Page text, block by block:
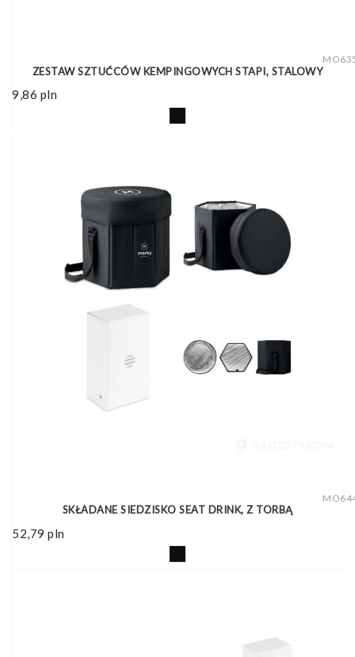
ZESTAW SZTUĆCÓW KEMPINGOWYCH STAPI, STALOWY
9,86 pln
SKŁADANE SIEDZISKO SEAT DRINK, Z TORBĄ
52,79 pln